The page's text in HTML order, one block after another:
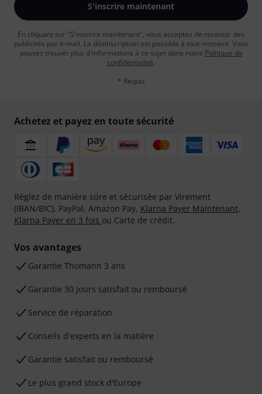
S'inscrire maintenant
En cliquant sur "S'inscrire maintenant", vous acceptez de recevoir des
publicités par e-mail. La désinscription est possible à tout moment. Vous
pouvez trouver plus d'informations à ce sujet dans notre Politique de
confidentialité.
* Requis
Achetez et payez en toute sécurité
Réglez de manière sûre et sécurisée par Virement
(IBAN/BIC), PayPal, Amazon Pay, Klarna Payer Maintenant,
Klarna Payer en 3 fois ou Carte de crédit.
Vos avantages
Ga­ran­tie Thomann 3 ans
Garantie 30 jours satisfait ou remboursé
Service de réparation
Conseils d'experts en la matière
Garantie satisfait ou remboursé
Le plus grand stock d'Europe